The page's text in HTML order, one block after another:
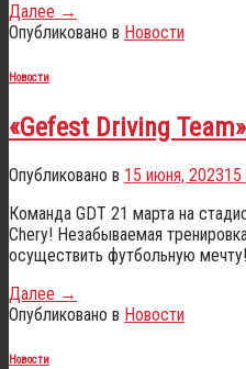
Далее →
Опубликовано в Новости
Новости
«Gefest Driving
Опубликовано в 15 июня, 202315
Команда GDT 21 марта на
Chery! Незабываемая
осуществить футбольную мечту!
Далее →
Опубликовано в Новости
Новости